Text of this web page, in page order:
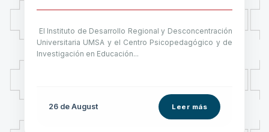
El Instituto de Desarrollo Regional y Desconcentración
Universitaria UMSA y el Centro Psicopedagógico y de
Investigación en Educación...
26 de August Leer más